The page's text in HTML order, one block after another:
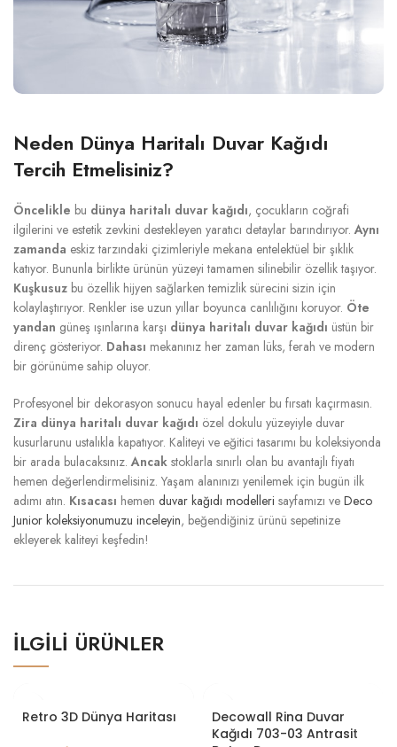
Neden Dünya Haritalı Duvar Kağıdı
Tercih Etmelisiniz?
Öncelikle bu dünya haritalı duvar kağıdı, çocukların coğrafi
ilgilerini ve estetik zevkini destekleyen yaratıcı detaylar barındırıyor.Aynı
zamanda eskiz tarzındaki çizimleriyle mekana entelektüel bir şıklık
katıyor. Bununla birlikte ürünün yüzeyi tamamen silinebilir özellik taşıyor.
Kuşkusuz bu özellik hijyen sağlarken temizlik sürecini sizin için
kolaylaştırıyor. Renkler ise uzun yıllar boyunca canlılığını koruyor. Öte
yandan güneş ışınlarına karşı dünya haritalı duvar kağıdı üstün bir
direnç gösteriyor. Dahası mekanınız her zaman lüks, ferah ve modern
bir görünüme sahip oluyor.
Profesyonel bir dekorasyon sonucu hayal edenler bu fırsatı kaçırmasın.
Zira dünya haritalı duvar kağıdı özel dokulu yüzeyiyle duvar
kusurlarunu ustalıkla kapatıyor. Kaliteyi ve eğitici tasarımı bu koleksiyonda
bir arada bulacaksınız.Ancak stoklarla sınırlı olan bu avantajlı fiyatı
hemen değerlendirmelisiniz. Yaşam alanınızı yenilemek için bugün ilk
adımı atın. Kısacası hemen duvar kağıdı modelleri sayfamızı ve Deco
Junior koleksiyonumuzu inceleyin, beğendiğiniz ürünü sepetinize
ekleyerek kaliteyi keşfedin!
İLGILI ÜRÜNLER
Retro 3D Dünya Haritası
Decowall Rina Duvar
Kağıdı 703-03 Antrasit